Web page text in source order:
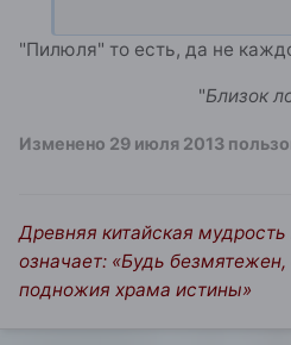
"Пилюля" то есть, да не
"Близок
Изменено 29 июля 2013
Древняя китайская
означает: «Будь
подножия храма истины»